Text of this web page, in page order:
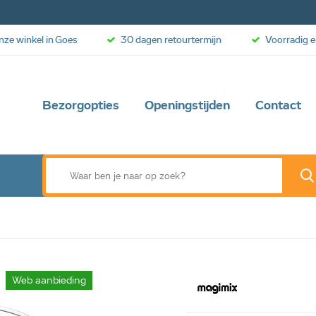
Bezorgopties Openingstijden Contact
winkel in Goes 30 dagen retourtermijn Voorradig
Web aanbieding